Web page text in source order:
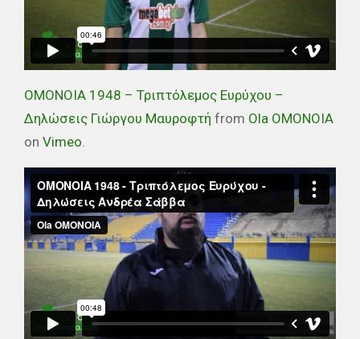
ΟΜΟΝΟΙΑ 1948 – Τριπτόλεμος Ευρύχου –
Δηλώσεις Γιώργου Μαυροφτή from Ola OMONOIA
on Vimeo.